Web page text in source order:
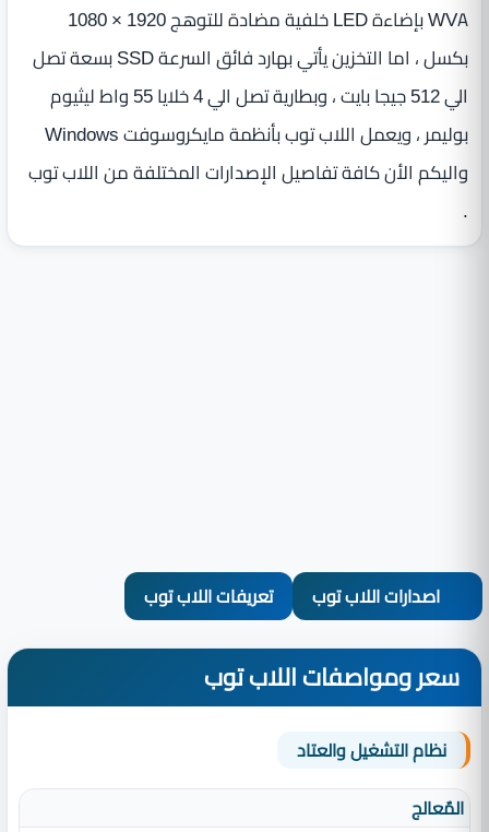
WVA بإضاءة LED‏ خلفية مضادة للتوهج 1920‏ ‏×‏ 1080
بكسل ، اما التخزين يأتي بهارد فائق السرعة SSD بسعة تصل
الي 512 جيجا بايت ، وبطارية تصل الي 4‏ خلايا ‏55 واط ليثيوم
بوليمر ، ويعمل اللاب توب بأنظمة مايكروسوفت Windows
واليكم الأن كافة تفاصيل الإصدارات المختلفة من اللاب توب
.
اصدارات اللاب توب تعريفات اللاب توب
سعر ومواصفات اللاب توب
نظام التشغيل والعتاد
المٌعالج